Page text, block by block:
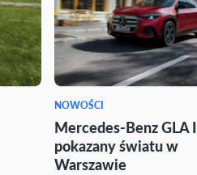
NOWOŚCI
Mercedes-Benz GLA
pokazany światu w
Warszawie